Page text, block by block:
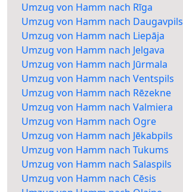
Umzug von Hamm nach Rīga
Umzug von Hamm nach Daugavpils
Umzug von Hamm nach Liepāja
Umzug von Hamm nach Jelgava
Umzug von Hamm nach Jūrmala
Umzug von Hamm nach Ventspils
Umzug von Hamm nach Rēzekne
Umzug von Hamm nach Valmiera
Umzug von Hamm nach Ogre
Umzug von Hamm nach Jēkabpils
Umzug von Hamm nach Tukums
Umzug von Hamm nach Salaspils
Umzug von Hamm nach Cēsis